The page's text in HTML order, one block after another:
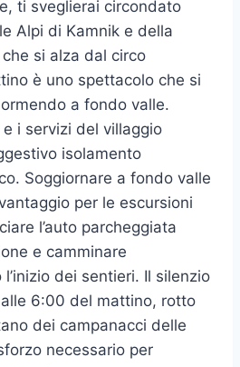
ti sveglierai circondato
Alpi di Kamnik e della
si alza dal circo
è uno spettacolo che si
a fondo valle.
i servizi del villaggio
isolamento
Soggiornare a fondo valle
per le escursioni
l’auto parcheggiata
e camminare
dei sentieri. Il silenzio
6:00 del mattino, rotto
dei campanacci delle
necessario per